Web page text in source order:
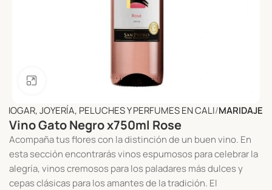
JOYERÍA, PELUCHES Y PERFUMES EN CALI MARIDAJE
Vino Gato Negro x750ml Rose
Acompaña tus flores con la distinción de un buen vino. En
esta sección encontrarás vinos espumosos para celebrar la
alegría, vinos cremosos para los paladares más dulces y
cepas clásicas para los amantes de la tradición. El